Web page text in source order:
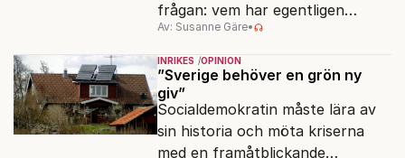
frågan: vem har egentligen
ansvar för Sveriges
vattenresurser?
Av: Susanne Gäre•
INRIKES OPINION
”Sverige behöver en grön ny
giv”
Socialdemokratin måste lära av
sin historia och möta kriserna
med en framåtblickande